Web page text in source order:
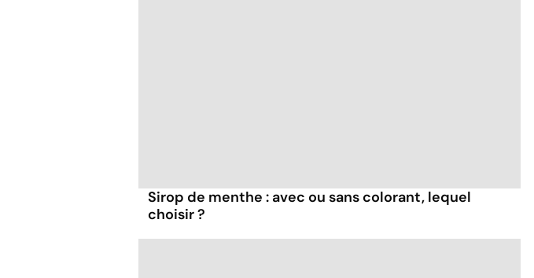
Sirop de menthe : avec ou sans colorant, lequel
choisir ?